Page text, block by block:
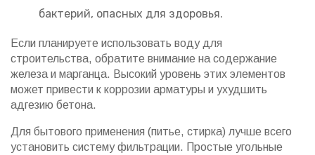
бактерий, опасных для здоровья.
Если планируете использовать воду для
строительства, обратите внимание на содержание
железа и марганца. Высокий уровень этих элементов
может привести к коррозии арматуры и ухудшить
адгезию бетона.
Для бытового применения (питье, стирка) лучше всего
установить систему фильтрации. Простые угольные